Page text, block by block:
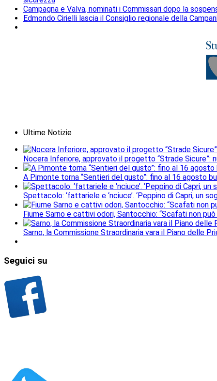
Campagna e Valva, nominati i Commissari dopo la
Edmondo Cirielli lascia il Consiglio regionale della
Ultime Notizie
Nocera Inferiore, approvato il progetto “Strade
A Pimonte torna “Sentieri del gusto”: fino al 16 agosto
Spettacolo: ‘fattariele e ‘nciuce’. ‘Peppino di Capri, un
Fiume Sarno e cattivi odori, Santocchio: “Scafati non
Sarno, la Commissione Straordinaria vara il Piano delle
Seguici su